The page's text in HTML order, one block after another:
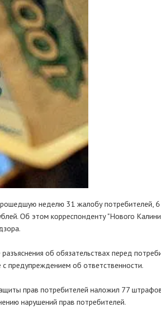
неделю 31 жалобу потребителей, 6
Об этом корреспонденту "Нового
об обязательствах перед
предупреждением об ответственности.
прав потребителей наложил 77
нарушений прав потребителей.